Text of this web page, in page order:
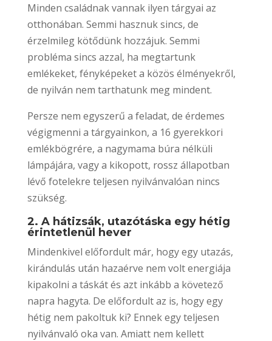
Minden családnak vannak ilyen tárgyai az
otthonában. Semmi hasznuk sincs, de
érzelmileg kötődünk hozzájuk. Semmi
probléma sincs azzal, ha megtartunk
emlékeket, fényképeket a közös élményekről,
de nyilván nem tarthatunk meg mindent.
Persze nem egyszerű a feladat, de érdemes
végigmenni a tárgyainkon, a 16 gyerekkori
emlékbögrére, a nagymama búra nélküli
lámpájára, vagy a kikopott, rossz állapotban
lévő fotelekre teljesen nyilvánvalóan nincs
szükség.
2. A hátizsák, utazótáska egy hétig
érintetlenül hever
Mindenkivel előfordult már, hogy egy utazás,
kirándulás után hazaérve nem volt energiája
kipakolni a táskát és azt inkább a követező
napra hagyta. De előfordult az is, hogy egy
hétig nem pakoltuk ki? Ennek egy teljesen
nyilvánvaló oka van. Amiatt nem kellett